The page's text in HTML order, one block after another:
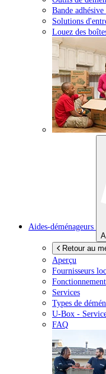
Bande
Solutions
Louez des
Aides-déménageurs
Retour au
Aperçu
Fournisseurs
Fonctionnement
Services
Types de
U-Box -
FAQ